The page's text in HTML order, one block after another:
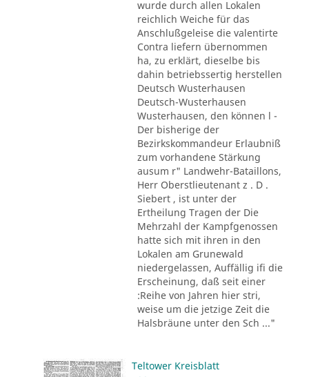
wurde durch allen Lokalen
reichlich Weiche für das
Anschlußgeleise die valentirte
Contra liefern übernommen
ha, zu erklärt, dieselbe bis
dahin betriebssertig herstellen
Deutsch Wusterhausen
Deutsch-Wusterhausen
Wusterhausen, den können l -
Der bisherige der
Bezirkskommandeur Erlaubniß
zum vorhandene Stärkung
ausum r" Landwehr-Bataillons,
Herr Oberstlieutenant z . D .
Siebert , ist unter der
Ertheilung Tragen der Die
Mehrzahl der Kampfgenossen
hatte sich mit ihren in den
Lokalen am Grunewald
niedergelassen, Auffällig ifi die
Erscheinung, daß seit einer
:Reihe von Jahren hier stri,
weise um die jetzige Zeit die
Halsbräune unter den Sch ..."
Teltower Kreisblatt